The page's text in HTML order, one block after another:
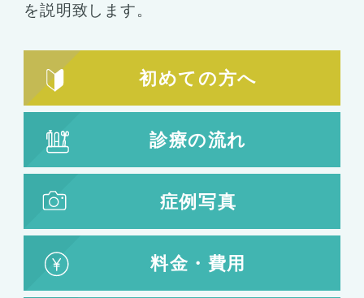
を説明致します。
初めての方へ
診療の流れ
症例写真
料金・費用